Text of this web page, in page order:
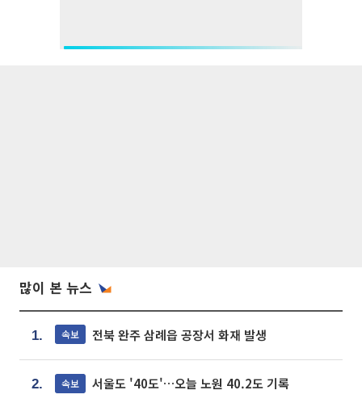
많이 본 뉴스
1. 속보 전북 완주 삼례읍 공장서 화재 발생
2. 속보 서울도 '40도'…오늘 노원 40.2도 기록